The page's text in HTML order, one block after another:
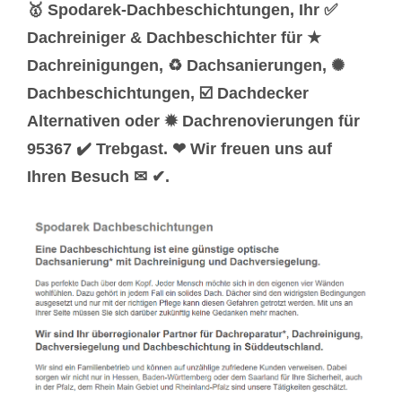
🥇 Spodarek-Dachbeschichtungen, Ihr ✅
Dachreiniger & Dachbeschichter für ★
Dachreinigungen, ♻ Dachsanierungen, ✺
Dachbeschichtungen, ☑️ Dachdecker
Alternativen oder ✹ Dachrenovierungen für
95367 ✔️ Trebgast. ❤ Wir freuen uns auf
Ihren Besuch ✉ ✔.